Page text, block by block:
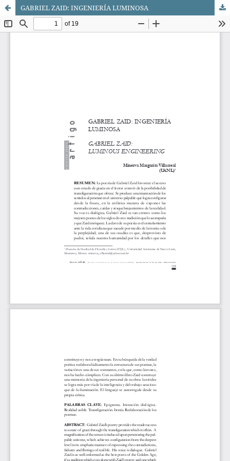
GABRIEL ZAID: INGENIERÍA LUMINOSA